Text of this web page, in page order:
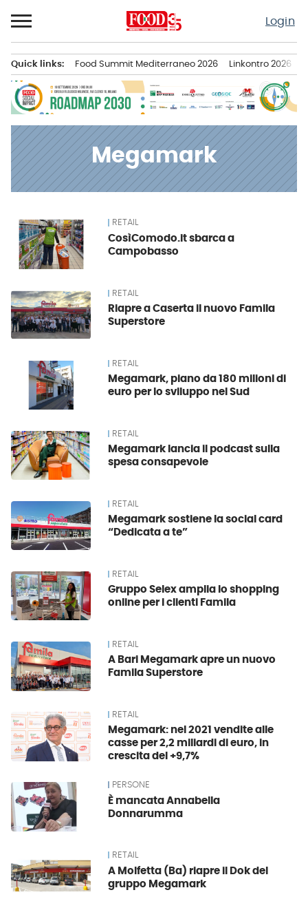
al
contenuto
Login
principale
Quick links: Food Summit Mediterraneo 2026 Linkontro 2026
Megamark
News RETAIL
CosìComodo.it sbarca a
Campobasso
RETAIL
Riapre a Caserta il nuovo Famila
Superstore
RETAIL
Megamark, piano da 180 milioni di
euro per lo sviluppo nel Sud
RETAIL
Megamark lancia il podcast sulla
spesa consapevole
RETAIL
Megamark sostiene la social card
“Dedicata a te”
RETAIL
Gruppo Selex amplia lo shopping
online per i clienti Famila
RETAIL
A Bari Megamark apre un nuovo
Famila Superstore
RETAIL
Megamark: nel 2021 vendite alle
casse per 2,2 miliardi di euro, in
crescita del +9,7%
PERSONE
È mancata Annabella
Donnarumma
RETAIL
A Molfetta (Ba) riapre il Dok del
gruppo Megamark